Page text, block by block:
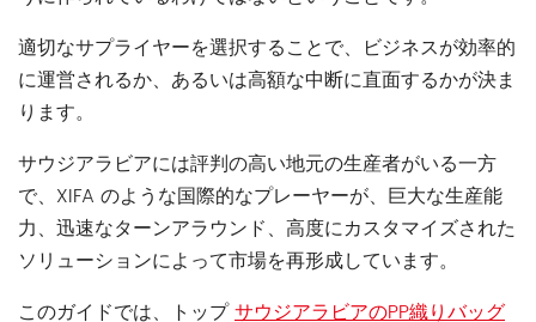
適切なサプライヤーを選択することで、ビジネスが効率的
に運営されるか、あるいは高額な中断に直面するかが決ま
ります。
サウジアラビアには評判の高い地元の生産者がいる一方
で、XIFA のような国際的なプレーヤーが、巨大な生産能
力、迅速なターンアラウンド、高度にカスタマイズされた
ソリューションによって市場を再形成しています。
このガイドでは、トップサウジアラビアのPP織りバッグ